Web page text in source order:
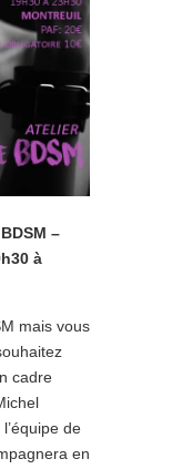
–
à
mais vous
cadre
de
en